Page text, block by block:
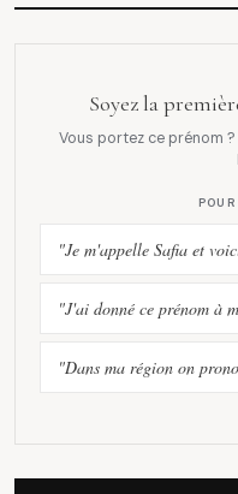
Soyez la
Vous portez ce prénom
"Je m'appelle Safia et
"J'ai donné ce prénom à
"Dans ma région on